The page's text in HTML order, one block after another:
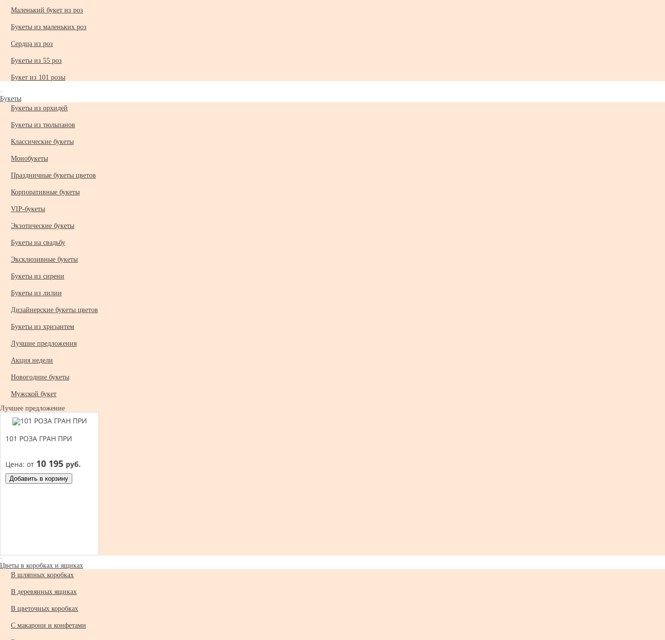
Маленький букет из роз
Букеты из маленьких роз
Сердца из роз
Букеты из 55 роз
Букет из 101 розы
·
Букеты
Букеты из орхидей
Букеты из тюльпанов
Классические букеты
Монобукеты
Праздничные букеты цветов
Корпоративные букеты
VIP-букеты
Экзотические букеты
Букеты на свадьбу
Эксклюзивные букеты
Букеты из сирени
Букеты из лилии
Дизайнерские букеты цветов
Букеты из хризантем
Лучшие предложения
Акция недели
Новогодние букеты
Мужской букет
Лучшее предложение
101 РОЗА ГРАН ПРИ
Цена: от 10 195 руб.
Добавить в корзину
·
Цветы в коробках и ящиках
В шляпных коробках
В деревянных ящиках
В цветочных коробках
С макарони и конфетами